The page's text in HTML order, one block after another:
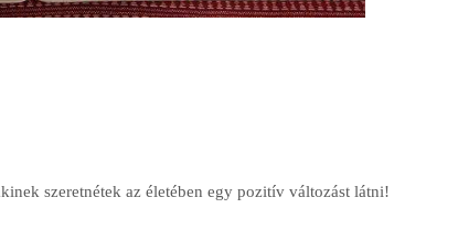
szeretnétek az életében egy pozitív változást látni!